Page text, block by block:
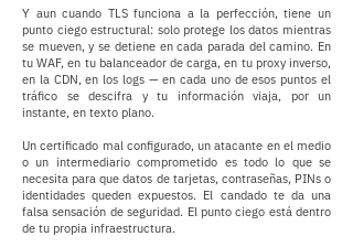
Y aun cuando TLS funciona a la perfección, tiene un
punto ciego estructural: solo protege los datos mientras
se mueven, y se detiene en cada parada del camino. En
tu WAF, en tu balanceador de carga, en tu proxy inverso,
en la CDN, en los logs — en cada uno de esos puntos el
tráfico se descifra y tu información viaja, por un
instante, en texto plano.
Un certificado mal configurado, un atacante en el medio
o un intermediario comprometido es todo lo que se
necesita para que datos de tarjetas, contraseñas, PINs o
identidades queden expuestos. El candado te da una
falsa sensación de seguridad. El punto ciego está dentro
de tu propia infraestructura.